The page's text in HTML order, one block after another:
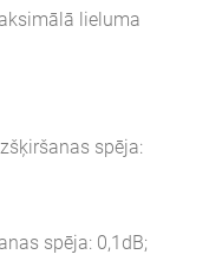
lieluma
spēja:
spēja: 0,1dB;